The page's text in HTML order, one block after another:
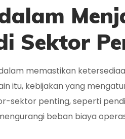
Sektor
memastikan
itu, kebijakan yang
penting, seperti
beban biaya